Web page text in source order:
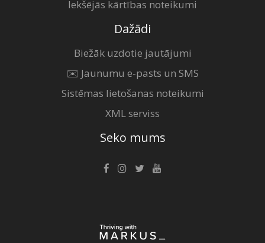
Iekšējās kārtības noteikumi
Dažādi
Biežāk uzdotie jautājumi
✉️ Jaunumu e-pasts un SMS
Sistēmas lietošanas noteikumi
XML serviss
Seko mums